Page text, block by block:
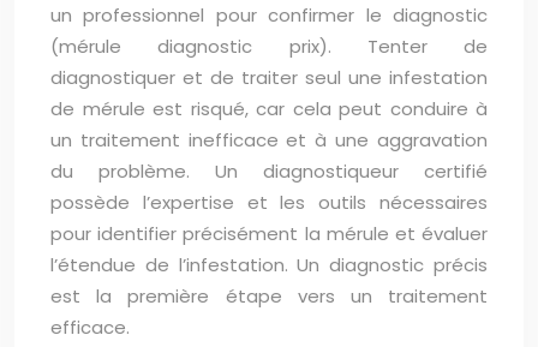
un professionnel pour confirmer le diagnostic
(mérule diagnostic prix). Tenter de
diagnostiquer et de traiter seul une infestation
de mérule est risqué, car cela peut conduire à
un traitement inefficace et à une aggravation
du problème. Un diagnostiqueur certifié
possède l’expertise et les outils nécessaires
pour identifier précisément la mérule et évaluer
l’étendue de l’infestation. Un diagnostic précis
est la première étape vers un traitement
efficace.